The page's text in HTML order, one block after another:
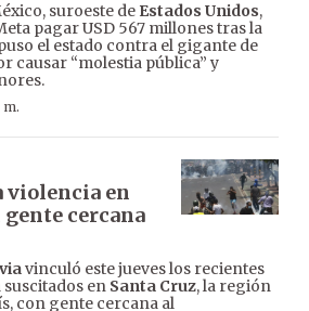
suroeste de Estados Unidos,
pagar USD 567 millones tras la
el estado contra el gigante de
causar “molestia pública” y
m.
en
gente cercana
vinculó este jueves los recientes
en Santa Cruz, la región
con gente cercana al